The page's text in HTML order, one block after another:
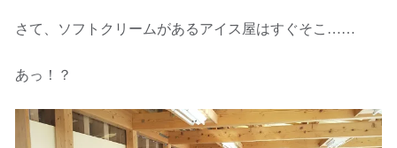
さて、ソフトクリームがあるアイス屋はすぐそこ……
あっ！？